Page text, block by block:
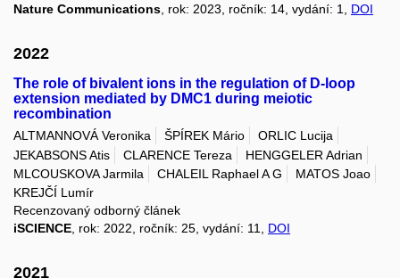
Nature Communications , rok: 2023, ročník: 14, vydání: 1, DOI
2022
The role of bivalent ions in the regulation of D-loop
extension mediated by DMC1 during meiotic
recombination
ALTMANNOVÁ Veronika ŠPÍREK Mário
ORLIC Lucija
JEKABSONS Atis
CLARENCE Tereza
HENGGELER Adrian
MLCOUSKOVA Jarmila
CHALEIL Raphael A G
MATOS Joao
KREJČÍ Lumír
Recenzovaný odborný článek
iSCIENCE, rok: 2022, ročník: 25, vydání: 11, DOI
2021